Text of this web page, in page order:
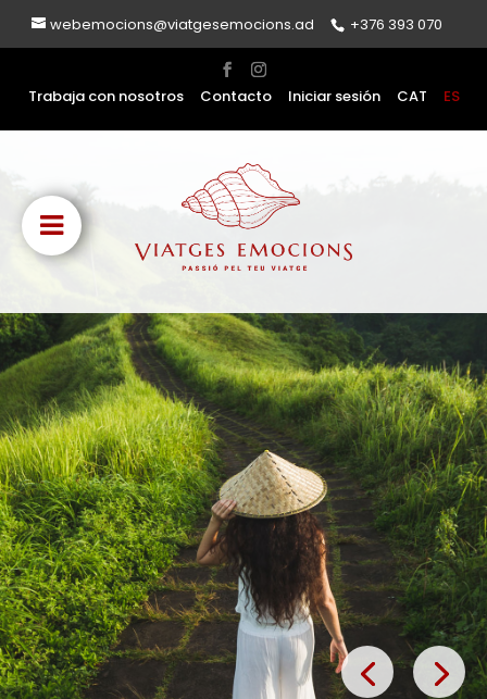
webemocions@viatgesemocions.ad +376 393 070
Trabaja con nosotros Contacto Iniciar sesión CAT ES